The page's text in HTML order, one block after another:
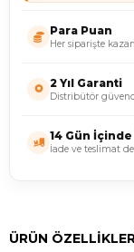
Para Puan
Her siparişte
2 Yıl Garanti
Distribütör
14 Gün
İade ve teslimat
ÜRÜN